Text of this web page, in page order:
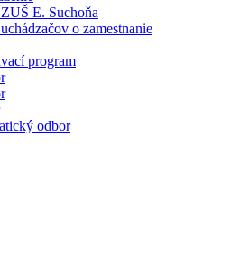
E. Suchoňa
o zamestnanie
program
odbor